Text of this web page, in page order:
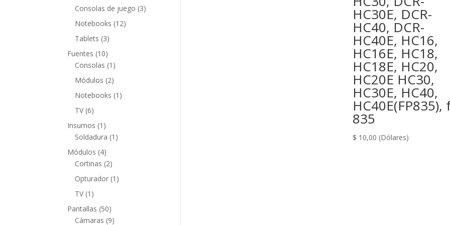
HC30E, DCR-
HC40, DCR-
HC40E, HC16,
HC16E, HC18,
HC18E, HC20,
HC20E HC30,
HC30E, HC40,
HC40E(FP835),
835
$ 10,00 (Dólares)
productos
Consolas de juego 33
Notebooks 1212
Tablets 33
productos
Fuentes 1010
productos
Consolas 1 1
producto
Módulos 22
productos
Notebooks 1 1
TV 66
productos
Insumos 1 1
producto
Soldadura 1 1
Módulos 44
productos
Cortinas 22
productos
Opturador 1 1
TV 1 1
producto
Pantallas 5050
productos
Cámaras 99